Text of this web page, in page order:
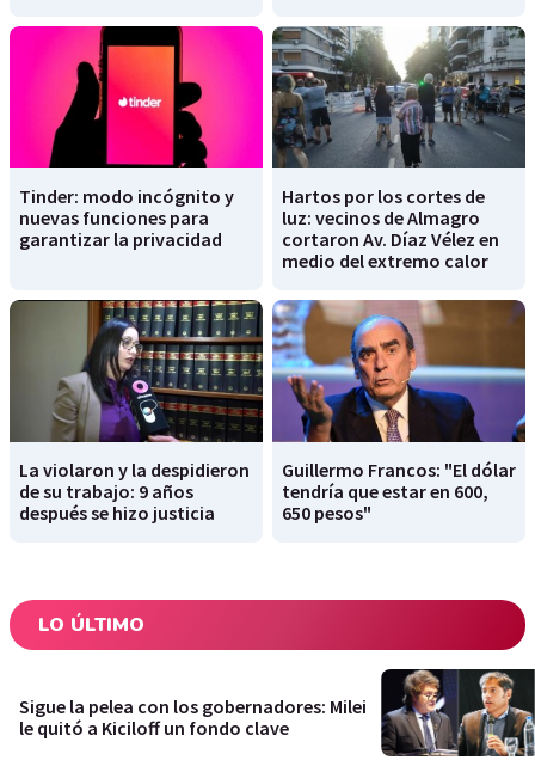
Tinder: modo incógnito y
nuevas funciones para
garantizar la privacidad
Hartos por los cortes de
luz: vecinos de Almagro
cortaron Av. Díaz Vélez en
medio del extremo calor
La violaron y la despidieron
de su trabajo: 9 años
después se hizo justicia
Guillermo Francos: "El dólar
tendría que estar en 600,
650 pesos"
LO ÚLTIMO
Sigue la pelea con los gobernadores: Milei
le quitó a Kiciloff un fondo clave